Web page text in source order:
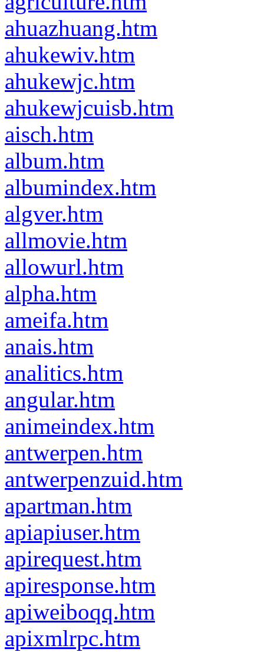
ahuazhuang.htm
ahukewiv.htm
ahukewjc.htm
ahukewjcuisb.htm
aisch.htm
album.htm
albumindex.htm
algver.htm
allmovie.htm
allowurl.htm
alpha.htm
ameifa.htm
anais.htm
analitics.htm
angular.htm
animeindex.htm
antwerpen.htm
antwerpenzuid.htm
apartman.htm
apiapiuser.htm
apirequest.htm
apiresponse.htm
apiweiboqq.htm
apixmlrpc.htm